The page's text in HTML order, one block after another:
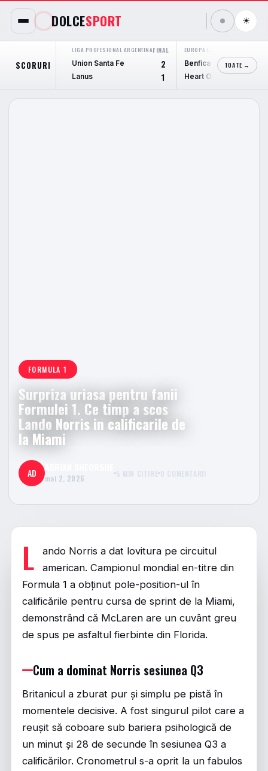
DOLCESPORT ☀
SCORURI
LIGA PROFESIONAL ARGENTINAFINAL
Union Santa Fe
2
Lanus 1
EUROPA LEAGUE
Benfica
6
Heart Of Midlothian
TOATE →
FORMULA 1
Surpriza uriasa pentru fanii
Formulei 1. Ce timp a scos
Lando Norris in calificarile de
la Miami
AD mai 2, 2026 5 MIN CITIRE 0 COMENTARII
L
ando Norris a dat lovitura pe circuitul
american. Campionul mondial en-titre din
Formula 1 a obținut pole-position-ul în
calificările pentru cursa de sprint de la Miami,
demonstrând că McLaren are un cuvânt greu
de spus pe asfaltul fierbinte din Florida.
Cum a dominat Norris sesiunea Q3
Britanicul a zburat pur și simplu pe pistă în
momentele decisive. A fost singurul pilot care a
reușit să coboare sub bariera psihologică de
un minut și 28 de secunde în sesiunea Q3 a
calificărilor. Cronometrul s-a oprit la un fabulos